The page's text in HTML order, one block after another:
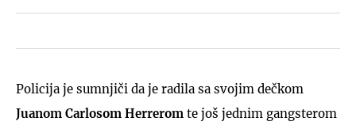
Policija je sumnjiči da je radila sa svojim dečkom
Juanom Carlosom Herrerom te još jednim gangsterom